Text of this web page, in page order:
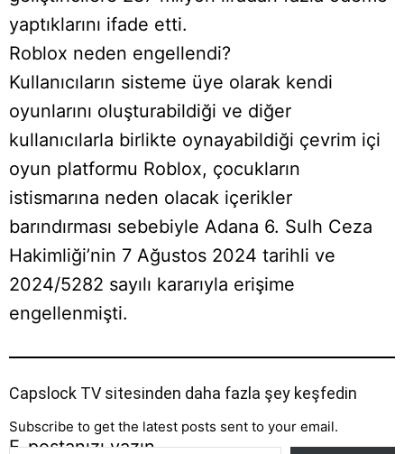
yaptıklarını ifade etti.
Roblox neden engellendi?
Kullanıcıların sisteme üye olarak kendi
oyunlarını oluşturabildiği ve diğer
kullanıcılarla birlikte oynayabildiği çevrim içi
oyun platformu Roblox, çocukların
istismarına neden olacak içerikler
barındırması sebebiyle Adana 6. Sulh Ceza
Hakimliği’nin 7 Ağustos 2024 tarihli ve
2024/5282 sayılı kararıyla erişime
engellenmişti.
Capslock TV sitesinden daha fazla şey keşfedin
Subscribe to get the latest posts sent to your email.
E-postanızı yazın…